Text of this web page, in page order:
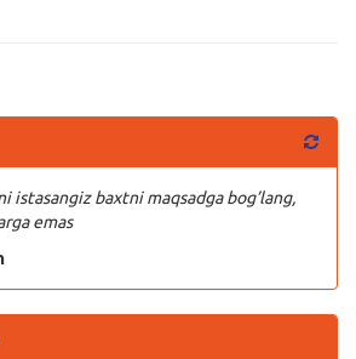
istasangiz baxtni maqsadga bog’lang,
emas